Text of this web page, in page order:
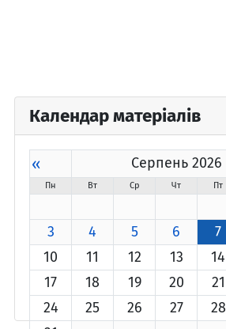
Календар матеріалів
« Серпень 2026
Пн Вт Ср Чт Пт
3
4 5 6 7
10
11 12 13 14
17
18 19 20 21
24
25 26 27 28